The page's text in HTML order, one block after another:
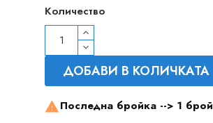
Количество
ДОБАВИ В КОЛИЧКАТА
 Последна бройка --> 1 брой